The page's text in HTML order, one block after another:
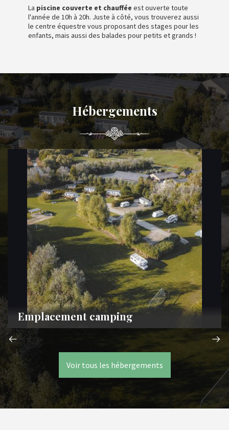
La piscine couverte et chauffée est ouverte toute
l'année de 10h à 20h. Juste à côté, vous trouverez aussi
le centre équestre vous proposant des stages pour les
enfants, mais aussi des balades pour petits et grands !
Hébergements
Emplacement camping
Voir tous les hébergements